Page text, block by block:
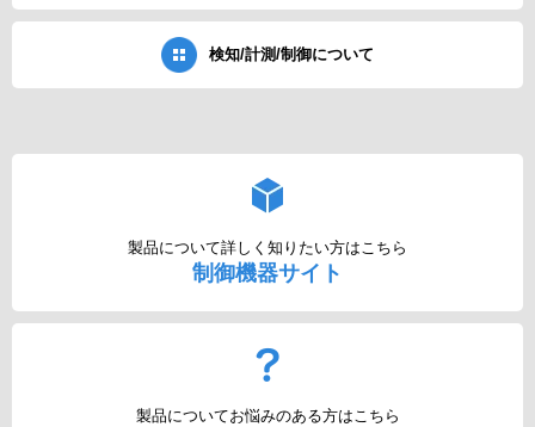
検知/計測/制御について
製品について詳しく知りたい方はこちら
制御機器サイト
製品についてお悩みのある方はこちら